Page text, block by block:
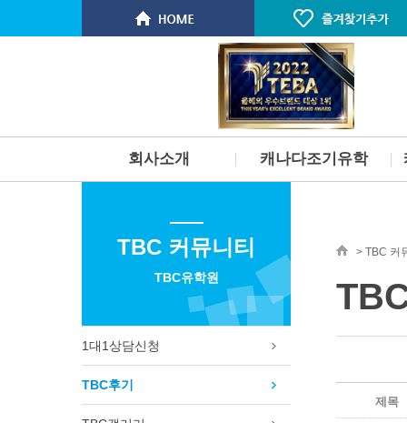
회사소개
스탭소개 & 연혁
찾아오시는길
캐나다조기유학
부모미동반유학
고등학교유학
명문대 진학보장 프로그램
단기 스쿨링
토론토 학군 및 지역소개
빅토리아 PCS 사립학교
필리핀 주니어 스파르타 프로그
TBC 커뮤니티
TBC유학원
1대1상담신청
TBC후기
> TBC
제목